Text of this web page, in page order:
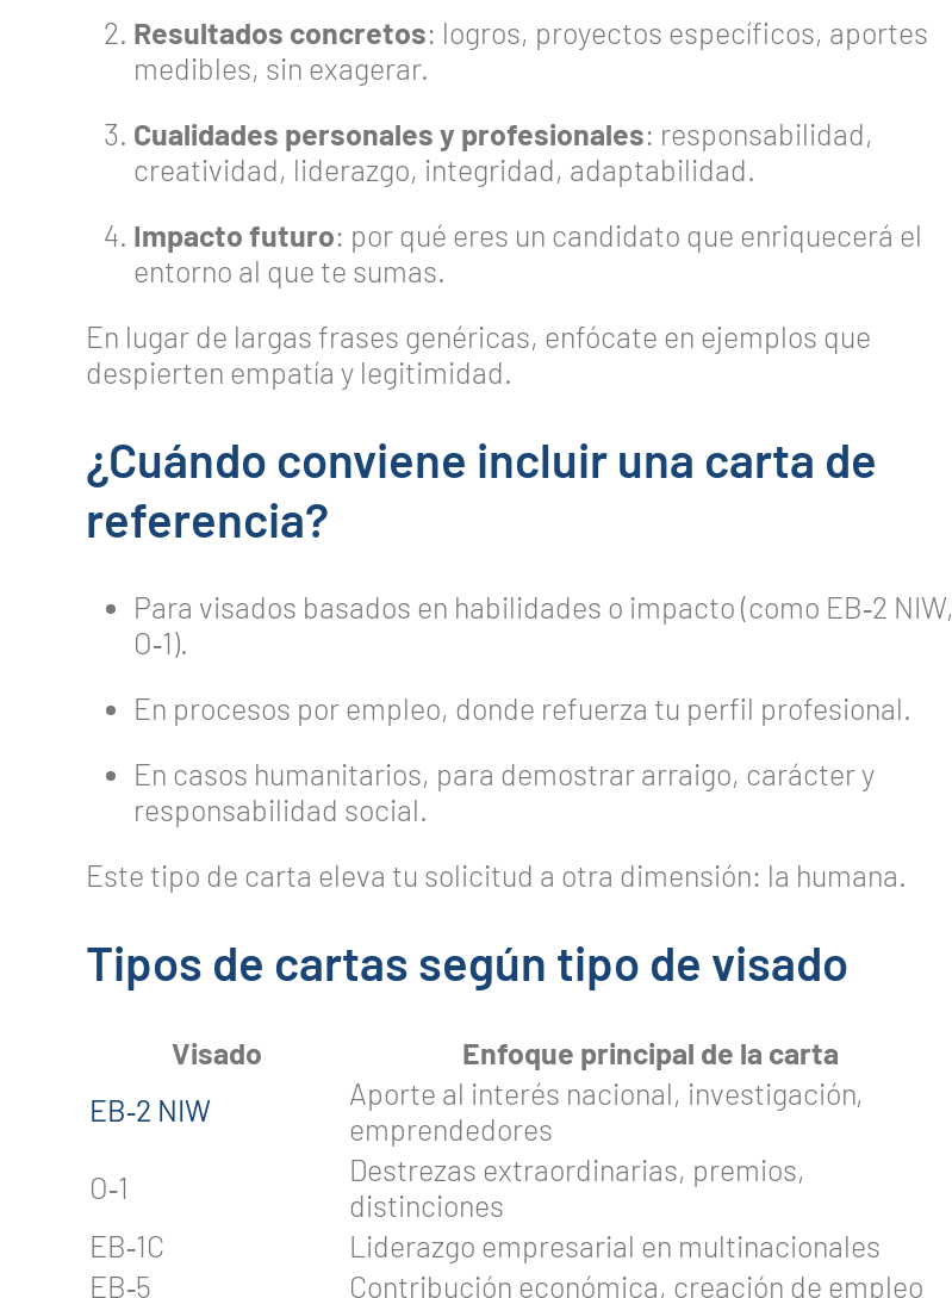
Resultados concretos: logros, proyectos específicos, aportes
medibles, sin exagerar.
Cualidades personales y profesionales: responsabilidad,
creatividad, liderazgo, integridad, adaptabilidad.
Impacto futuro: por qué eres un candidato que enriquecerá el
entorno al que te sumas.
En lugar de largas frases genéricas, enfócate en ejemplos que
despierten empatía y legitimidad.
¿Cuándo conviene incluir una carta de
referencia?
Para visados basados en habilidades o impacto (como EB‑2 NIW,
O‑1).
En procesos por empleo, donde refuerza tu perfil profesional.
En casos humanitarios, para demostrar arraigo, carácter y
responsabilidad social.
Este tipo de carta eleva tu solicitud a otra dimensión: la humana.
Tipos de cartas según tipo de visado
Visado
Enfoque principal de la carta
EB‑2 NIW
Aporte al interés nacional, investigación,
emprendedores
O‑1
Destrezas extraordinarias, premios,
distinciones
EB‑1C
Liderazgo empresarial en multinacionales
EB‑5
Contribución económica, creación de empleo